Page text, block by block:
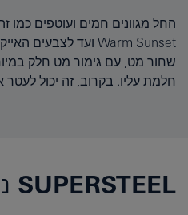
שחור מט, עם גימור מט חלק
חלמת עליו. בקרוב, זה יכול
SUPERSTEEL ניקל מוברש